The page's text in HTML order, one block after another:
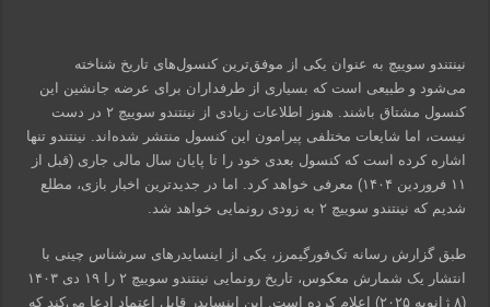
نینتندو سوییچ به عنوان یکی از موفق‌ترین کنسول‌های تاریخ شناخته
می‌شود و طبیعی است که بسیاری از طرفداران برای عرضه جانشین این
کنسول مشتاق باشند. هنوز اطلاعات زیادی از نینتندو سوییچ ۲ در دست
نیست، اما شایعات مختلفی پیرامون این کنسول منتشر شده‌اند. نینتندو تنها
اشاره کرده است که کنسول بعدی خود را تا پایان سال مالی جاری (قبل از
۱۱ فروردین ۱۴۰۴) معرفی خواهد کرد. اما در جدیدترین اخبار بازی، مطلع
شدیم که نینتندو سوییچ ۲ به زودی رونمایی خواهد شد.
طبق گزارش رسانه تک‌فورگیمرز، یکی از اینسایدرهای سرشناس چینی با
انتشار یک شمارش معکوس، تاریخ رونمایی نینتندو سوییچ ۲ را ۱۹ دی ۱۴۰۳
(۸ ژانویه ۲۰۲۵) اعلام کرده است. این اینسایدر قابل اعتماد ادعا می‌کند که